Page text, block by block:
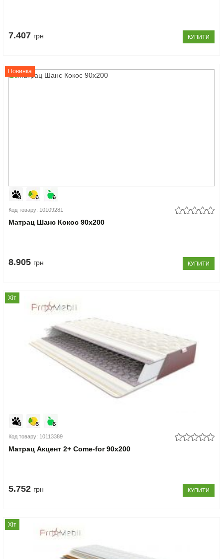
7.407 грн КУПИТИ
Новинка
Код товару: 10109281
Матрац Шанс Кокос 90x200
8.905 грн КУПИТИ
Хіт
Код товару: 10113389
Матрац Акцент 2+ Come-for 90x200
5.752 грн КУПИТИ
Хіт